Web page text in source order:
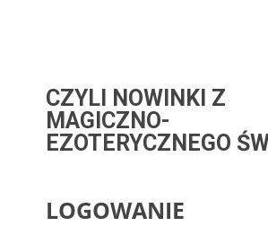
CZYLI NOWINKI Z
MAGICZNO-
EZOTERYCZNEGO
LOGOWANIE